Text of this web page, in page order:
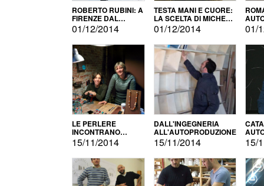
ROBERTO RUBINI: A
FIRENZE DAL
PRODOTTO ALLA
PROMOZIONE
01/12/2014
TESTA MANI E CUORE:
LA SCELTA DI MICHELE
BARBERIO
01/12/2014 01/
LE PERLERE
INCONTRANO
L'AUTOPRODUZIONE
15/11/2014
DALL'INGEGNERIA
ALL'AUTOPRODUZIONE
15/11/2014 15/